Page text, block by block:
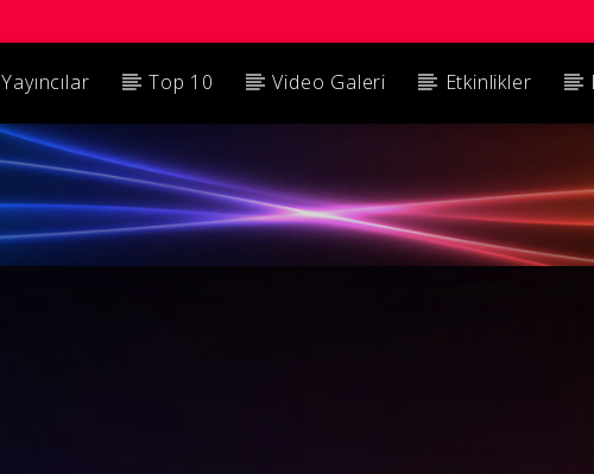
Yayıncılar Top 10 Video Galeri Etkinlikler